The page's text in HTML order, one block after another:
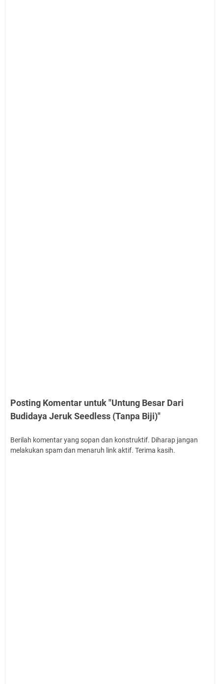
Posting Komentar untuk "Untung Besar Dari
Budidaya Jeruk Seedless (Tanpa Biji)"
Berilah komentar yang sopan dan konstruktif. Diharap jangan
melakukan spam dan menaruh link aktif. Terima kasih.